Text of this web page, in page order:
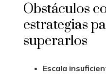
Obstáculos
estrategias
superarlos
Escala